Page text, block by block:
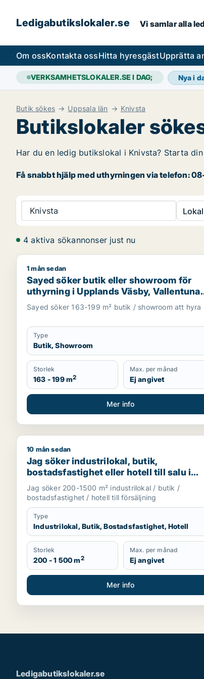
Ledigabutikslokaler.se Vi samlar alla
Om ossKontakta ossHitta hyresgästUpprätta
VERKSAMHETSLOKALER.SE I DAG; Nya i
Butik sökes Uppsala län Knivsta
Butikslokaler
Har du en ledig butikslokal i Knivsta? Starta
Få snabbt hjälp med uthyrningen via telefon:
Knivsta
4 aktiva sökannonser just nu
Sayed söker butik eller showroom för
1 mån sedan
Sayed söker butik eller showroom för
uthyrning i Upplands Väsby, Vallentuna
eller Upplands-Bro m.fl.
Sayed söker 163-199 m² butik / showroom att hyra
Type
Butik, Showroom
Storlek
163 - 199 m2
Max. per månad
Ej angivet
Mer info
Jag söker industrilokal, butik,
10 mån sedan
Jag söker industrilokal, butik,
bostadsfastighet eller hotell till salu i
Norrtälje, Håbo eller Knivsta m.fl.
Jag söker 200-1500 m² industrilokal / butik /
bostadsfastighet / hotell till försäljning
Type
Industrilokal, Butik, Bostadsfastighet, Hotell
Storlek
200 - 1 500 m2
Max. per månad
Ej angivet
Mer info
Ledigabutikslokaler.se